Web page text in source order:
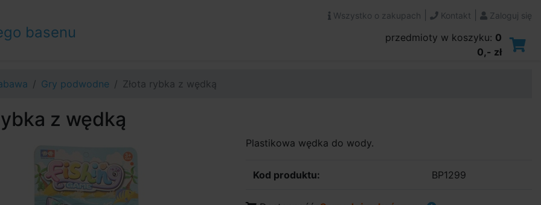
basenu
Wszystko o zakupach Kontakt Zaloguj się
przedmioty w koszyku: 0
0,- zł
Gry podwodne Złota rybka z wędką
z wędką
Plastikowa wędka do wody.
Kod produktu: BP1299